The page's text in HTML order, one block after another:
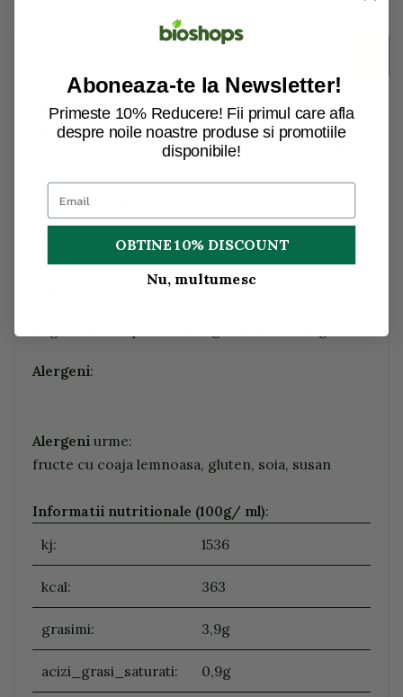
Descriere:
Fulgi de mei Dennree. Pentru fulgii de mei
Dennree, boabele de mei selectate din agricultura
de fulgi. Sunt potrivite atat pentru prepararea
deserturilor sau a musliilor, cat si pentru gatit si
copt. Bucurati-va de gustul aromat de nuci.
Alergeni:
Alergeni urme:
fructe cu coaja lemnoasa, gluten, soia, susan
Informatii nutritionale (100g/ ml):
kj:
1536
kcal: 363
grasimi: 3,9g
acizi_grasi_saturati: 0,9g
Aboneaza-te la Newsletter!
Primeste 10% Reducere! Fii primul care afla
despre noile noastre produse si promotiile
disponibile!
OBTINE 10% DISCOUNT
Nu, multumesc